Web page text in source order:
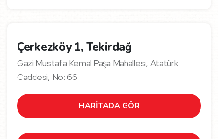
Çerkezköy 1, Tekirdağ
Gazi Mustafa Kemal Paşa Mahallesi, Atatürk
Caddesi, No: 66
HARİTADA GÖR